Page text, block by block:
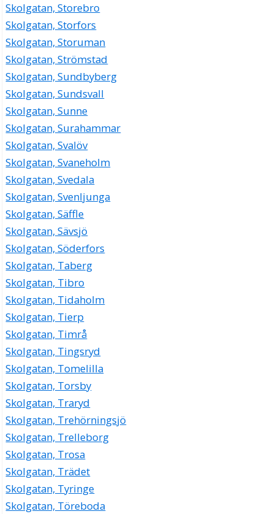
Skolgatan, Storebro
Skolgatan, Storfors
Skolgatan, Storuman
Skolgatan, Strömstad
Skolgatan, Sundbyberg
Skolgatan, Sundsvall
Skolgatan, Sunne
Skolgatan, Surahammar
Skolgatan, Svalöv
Skolgatan, Svaneholm
Skolgatan, Svedala
Skolgatan, Svenljunga
Skolgatan, Säffle
Skolgatan, Sävsjö
Skolgatan, Söderfors
Skolgatan, Taberg
Skolgatan, Tibro
Skolgatan, Tidaholm
Skolgatan, Tierp
Skolgatan, Timrå
Skolgatan, Tingsryd
Skolgatan, Tomelilla
Skolgatan, Torsby
Skolgatan, Traryd
Skolgatan, Trehörningsjö
Skolgatan, Trelleborg
Skolgatan, Trosa
Skolgatan, Trädet
Skolgatan, Tyringe
Skolgatan, Töreboda